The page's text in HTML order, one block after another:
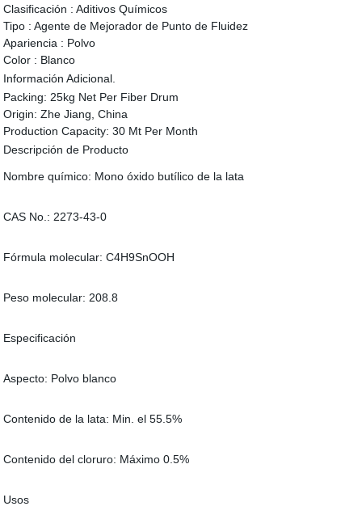
Clasificación : Aditivos Químicos
Tipo : Agente de Mejorador de Punto de Fluidez
Apariencia : Polvo
Color : Blanco
Información Adicional.
Packing: 25kg Net Per Fiber Drum
Origin: Zhe Jiang, China
Production Capacity: 30 Mt Per Month
Descripción de Producto
Nombre químico: Mono óxido butílico de la lata
CAS No.: 2273-43-0
Fórmula molecular: C4H9SnOOH
Peso molecular: 208.8
Especificación
Aspecto: Polvo blanco
Contenido de la lata: Min. el 55.5%
Contenido del cloruro: Máximo 0.5%
Usos